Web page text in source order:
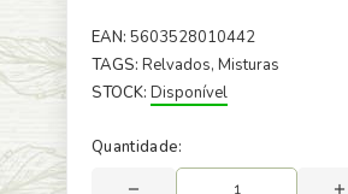
EAN: 5603528010442
TAGS: Relvados, Misturas
STOCK: Disponível
Quantidade: